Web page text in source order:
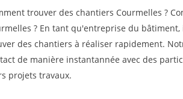
trouver des chantiers Courmelles ?
? En tant qu'entreprise du
des chantiers à réaliser rapidement.
de manière instantannée avec des
projets travaux.